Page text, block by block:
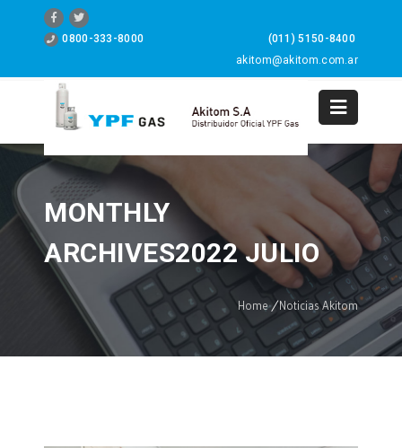
0800-333-8000
(011) 5150-8400
akitom@akitom.com.ar
MONTHLY
ARCHIVES2022 JULIO
Home/ Noticias Akitom